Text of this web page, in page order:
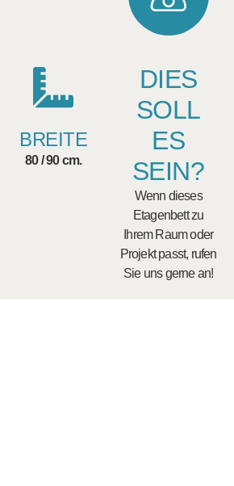
BREITE
80 / 90 cm.
DIES
SOLL
ES
SEIN?
Wenn dieses
Etagenbett zu
Ihrem Raum oder
Projekt passt, rufen
Sie uns gerne an!